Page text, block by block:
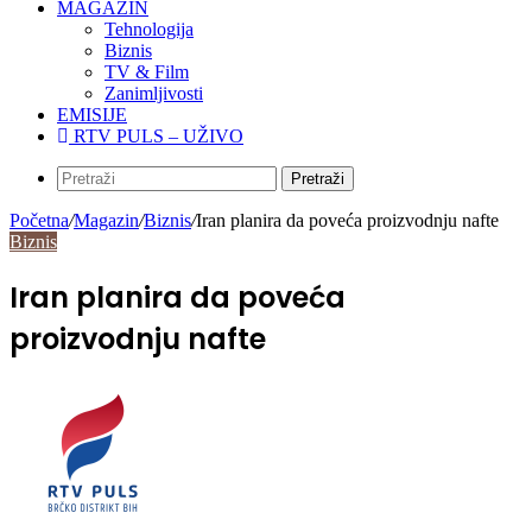
MAGAZIN
Tehnologija
Biznis
TV & Film
Zanimljivosti
EMISIJE
RTV PULS – UŽIVO
Pretraži
Početna/Magazin/Biznis/Iran planira da poveća proizvodnju nafte
Biznis
Iran planira da poveća
proizvodnju nafte